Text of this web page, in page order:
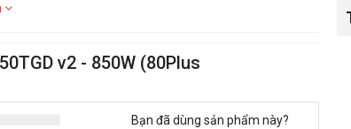
v2 - 850W (80Plus
Bạn đã dùng sản phẩm này?